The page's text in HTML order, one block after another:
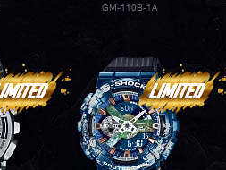
GM-110B-1A